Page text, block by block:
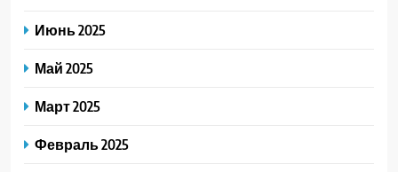
Июнь 2025
Май 2025
Март 2025
Февраль 2025